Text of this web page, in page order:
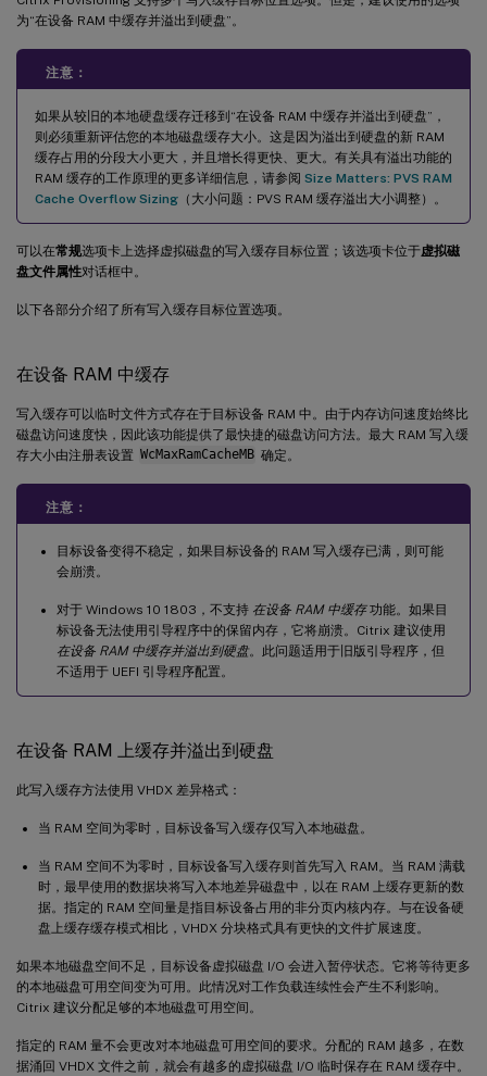
为“在设备 RAM 中缓存并溢出到硬盘”。
注意：
如果从较旧的本地硬盘缓存迁移到“在设备 RAM 中缓存并溢出到硬盘”，
则必须重新评估您的本地磁盘缓存大小。这是因为溢出到硬盘的新 RAM
缓存占用的分段大小更大，并且增长得更快、更大。有关具有溢出功能的
RAM 缓存的工作原理的更多详细信息，请参阅 Size Matters: PVS RAM
Cache Overflow Sizing （大小问题：PVS RAM 缓存溢出大小调整）。
可以在常规选项卡上选择虚拟磁盘的写入缓存目标位置；该选项卡位于虚拟磁
盘文件属性对话框中。
以下各部分介绍了所有写入缓存目标位置选项。
在设备 RAM 中缓存
写入缓存可以临时文件方式存在于目标设备 RAM 中。由于内存访问速度始终比
磁盘访问速度快，因此该功能提供了最快捷的磁盘访问方法。最大 RAM 写入缓
存大小由注册表设置 WcMaxRamCacheMB 确定。
注意：
目标设备变得不稳定，如果目标设备的 RAM 写入缓存已满，则可能
会崩溃。
对于 Windows 10 1803，不支持 在设备 RAM 中缓存功能。如果目
标设备无法使用引导程序中的保留内存，它将崩溃。Citrix 建议使用
在设备 RAM 中缓存并溢出到硬盘。此问题适用于旧版引导程序，但
不适用于 UEFI 引导程序配置。
在设备 RAM 上缓存并溢出到硬盘
此写入缓存方法使用 VHDX 差异格式：
当 RAM 空间为零时，目标设备写入缓存仅写入本地磁盘。
当 RAM 空间不为零时，目标设备写入缓存则首先写入 RAM。当 RAM 满载
时，最早使用的数据块将写入本地差异磁盘中，以在 RAM 上缓存更新的数
据。指定的 RAM 空间量是指目标设备占用的非分页内核内存。与在设备硬
盘上缓存缓存模式相比，VHDX 分块格式具有更快的文件扩展速度。
如果本地磁盘空间不足，目标设备虚拟磁盘 I/O 会进入暂停状态。它将等待更多
的本地磁盘可用空间变为可用。此情况对工作负载连续性会产生不利影响。
Citrix 建议分配足够的本地磁盘可用空间。
指定的 RAM 量不会更改对本地磁盘可用空间的要求。分配的 RAM 越多，在数
据涌回 VHDX 文件之前，就会有越多的虚拟磁盘 I/O 临时保存在 RAM 缓存中。